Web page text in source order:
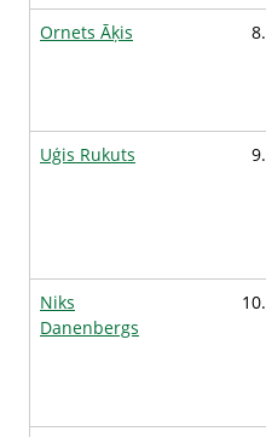
Ornets Āķis
8.
Uģis Rukuts
9.
Niks
Danenbergs
10.